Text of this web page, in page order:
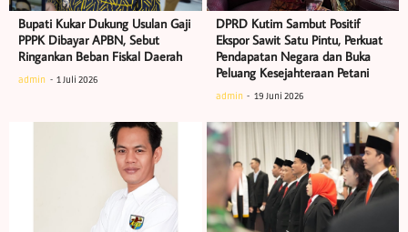
Bupati Kukar Dukung Usulan Gaji
PPPK Dibayar APBN, Sebut
Ringankan Beban Fiskal Daerah
admin 1 Juli 2026
DPRD Kutim Sambut Positif
Ekspor Sawit Satu Pintu, Perkuat
Pendapatan Negara dan Buka
Peluang Kesejahteraan Petani
admin 19 Juni 2026